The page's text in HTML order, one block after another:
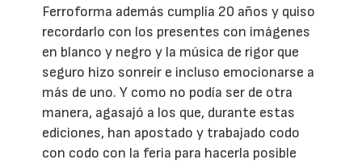
Ferroforma además cumplía 20 años y quiso
recordarlo con los presentes con imágenes
en blanco y negro y la música de rigor que
seguro hizo sonreír e incluso emocionarse a
más de uno. Y como no podía ser de otra
manera, agasajó a los que, durante estas
ediciones, han apostado y trabajado codo
con codo con la feria para hacerla posible